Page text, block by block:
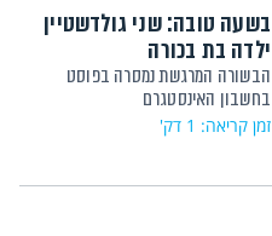
בשעה טובה: שני גולדשטיין
ילדה בת בכורה
הבשורה המרגשת נמסרה בפוסט
בחשבון האינסטגרם
זמן קריאה: 1 דק'